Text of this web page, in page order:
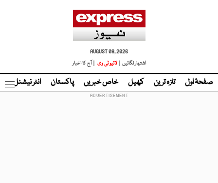
AUGUST 08, 2026
اشتہار لگائیں |
لائیو ٹی وی | آج کا اخبار
صفحۂ اول تازہ ترین کھیل خاص خبریں پاکستان انٹر نیشنل